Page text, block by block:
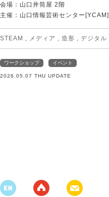
会場：山口井筒屋 2階
主催：山口情報芸術センター[YCAM]
STEAM メディア 造形 デジタル
ワークショップ イベント
2026.05.07 THU UPDATE